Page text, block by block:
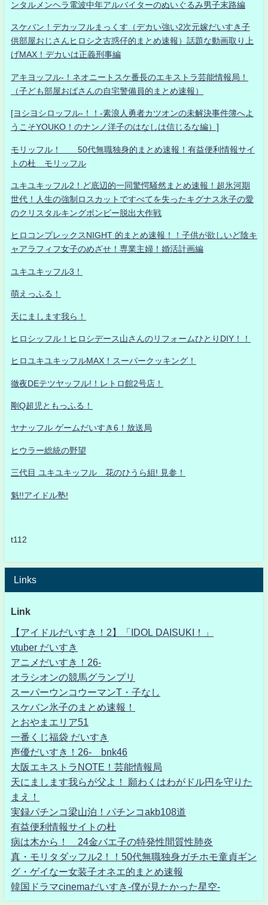
ンタルメンヘラ電波中年アルバイターのぬいぐるみ男子末路編
スケバン！デカッフルまっくす（デカい強い2次元嫁だいすき子
供部屋おじさんヒロシ之古惑仔的まとめ速報）話題な動画取り上
げMAX！デカいは正義刑事編
アキヨッフル-！ネオニートスケ番長のエキストラ芸能情報局！
（子ども部屋おばさんの自宅警備員的まとめ速報）
[ヨシヨシロッフル-！！-素浪人勇者カツオンの未解決事件簿へよ
うこそYOUKO！のナンノ洋子のはなしは信じるな編）]
モリッフル！ 50代無職独身的まとめ速報！有益便利情報サイ
トの杜 モリッフル
ユキユキッフル2！ど底辺的一同驚愕騒然まとめ速報！超氷河期
世代！人生の強制ロスカットですべてを失ったキグナス氷子の愛
のクリスタルキングボンビー脱出大作戦
ヒロコンプレックスNIGHT 的まとめ速報！！子供が欲しいど陰キ
ャアラフィフ女子のめざせ！専業主婦！婚活計画編
ユキユキッフル3！
萌えっふる！
天にまします我ら！
ヒロシッフル！ヒロシデース山さんのリフォームひとりDIY！！
ヒロユキユキッフルMAX！スーパークッキング！
徹夜DEテツヤッフル!！レトロ館2号店！
剛Q超児ともっふる！
ヤナッフル ゲームだいすき6！放送局
ヒウラー総統の野望
三代目 ユキユキッフル 花のひうら組! 見参！
魁!!アイドル塾!
t112
Links
Link
【アイドルだいすき！2】「IDOL DAISUKI！」
vtuber だいすき
アニメだいすき！26-
オラシオンの競馬グランプリ
スーパーウンコウーマンT・子なし
スケバン氷子のまとめ速報！
とおやまエリア51
一番くじ福袋 だいすき
声優だいすき！26- bnk46
大阪エキストラNOTE！芸能情報局
天にまします我らが父よ！ 願わくはわがドル円を守りた
まえ！
実録パチンコ梁山泊！パチンコakb108道
有益便利情報サイトの杜
病は木から！ 24金バエ子の特発性間質性肺炎
真・モリタダッフル2！！50代無職独身ガチホモ童貞ギン
グ・ゲイなー女装子オネエ的まとめ速報
韓国ドラマcinemaだいすき-僕が見たかった星空-